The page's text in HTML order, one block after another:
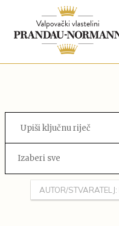
Izaberi sve
AUTOR/STVARATELJ: